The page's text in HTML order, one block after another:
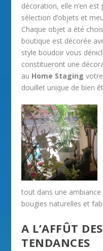
décoration, elle n’en
sélection d’objets et
Chaque objet a été
boutique est décorée
style boudoir vous
constitueront une
au Home Staging
douillet unique de bien
tout dans une
bougies naturelles et
A L’AFFÛT
TENDANCES